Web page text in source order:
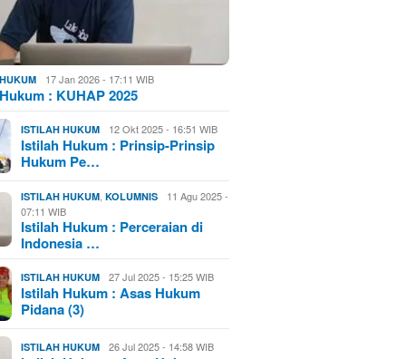
17 Jan 2026 - 17:11 WIB
: KUHAP 2025
ISTILAH HUKUM 12 Okt 2025 - 16:51 WIB
Istilah Hukum : Prinsip-Prinsip
Hukum Pe…
ISTILAH HUKUM ,KOLUMNIS
11 Agu 2025 -
07:11 WIB
Istilah Hukum : Perceraian di
Indonesia …
ISTILAH HUKUM 27 Jul 2025 - 15:25 WIB
Istilah Hukum : Asas Hukum
Pidana (3)
ISTILAH HUKUM 26 Jul 2025 - 14:58 WIB